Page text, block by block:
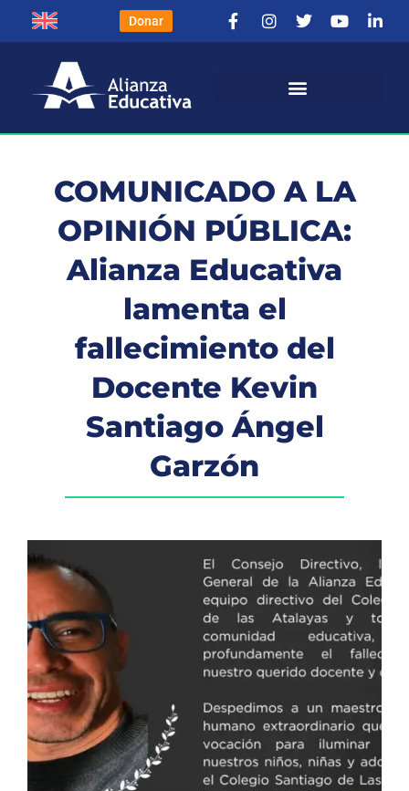
Donar
COMUNICADO A LA
OPINIÓN PÚBLICA:
Alianza Educativa
lamenta el
fallecimiento del
Docente Kevin
Santiago Ángel
Garzón